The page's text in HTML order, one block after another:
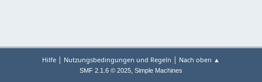
Hilfe | Nutzungsbedingungen und Regeln | Nach oben ▲
SMF 2.1.6 © 2025, Simple Machines